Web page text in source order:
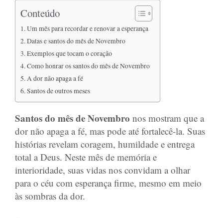
Conteúdo
Um mês para recordar e renovar a esperança
Datas e santos do mês de Novembro
Exemplos que tocam o coração
Como honrar os santos do mês de Novembro
A dor não apaga a fé
Santos de outros meses
Santos do mês de Novembro nos mostram que a
dor não apaga a fé, mas pode até fortalecê-la. Suas
histórias revelam coragem, humildade e entrega
total a Deus. Neste mês de memória e
interioridade, suas vidas nos convidam a olhar
para o céu com esperança firme, mesmo em meio
às sombras da dor.